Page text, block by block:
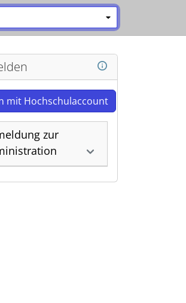
mit Hochschulaccount
zur